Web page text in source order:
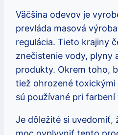
Väčšina odevov je
prevláda masová
regulácia. Tieto krajiny
znečistenie vody, plyny
produkty. Okrem toho,
tiež ohrozené
sú používané pri farbení
Je dôležité si uvedomiť,